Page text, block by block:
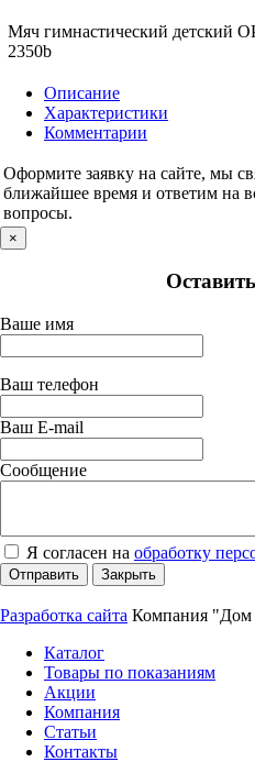
Мяч гимнастический
2350b
Описание
Характеристики
Комментарии
Оформите заявку на сайте, мы
ближайшее время и ответим на
вопросы.
×
Ваше имя
Ваш телефон
Ваш E-mail
Сообщение
Я согласен на обработку
Отправить Закрыть
Разработка сайта Компания "Дом
Каталог
Товары по показаниям
Акции
Компания
Статьи
Контакты